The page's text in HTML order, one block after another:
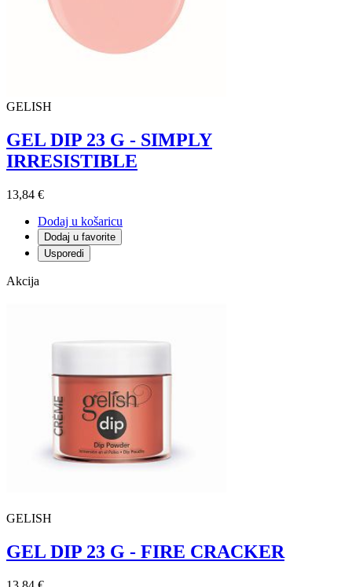
GELISH
GEL DIP 23 G - SIMPLY
IRRESISTIBLE
13,84 €
Dodaj u košaricu
Dodaj u favorite
Usporedi
Akcija
GELISH
GEL DIP 23 G - FIRE CRACKER